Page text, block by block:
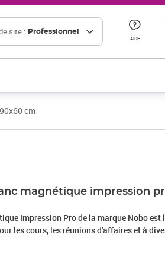
site : Professionnel
AIDE
cm
magnétique impression
Impression Pro de la marque Nobo est
les cours, les réunions d'affaires et à
cadre mince et discret offre une surface